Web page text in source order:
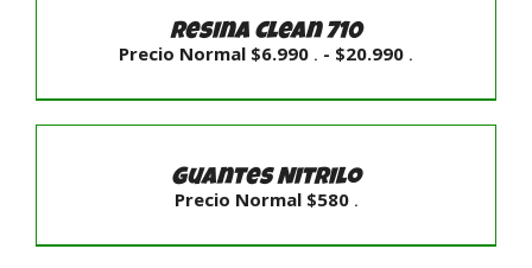
Resina Clean 710
Precio Normal $6.990 . - $20.990 .
desde
Precio
Guantes Nitrilo
Precio Normal $580 .